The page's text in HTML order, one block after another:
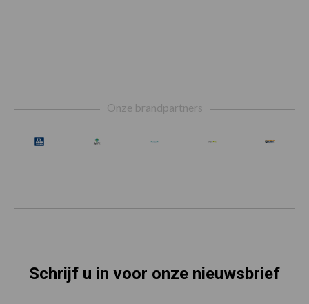
Onze brandpartners
Schrijf u in voor onze nieuwsbrief